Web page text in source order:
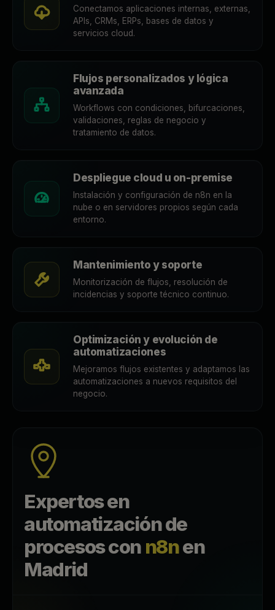
Conectamos aplicaciones internas, externas,
APIs, CRMs, ERPs, bases de datos y
servicios cloud.
Flujos personalizados y lógica
avanzada
Workflows con condiciones, bifurcaciones,
validaciones, reglas de negocio y
tratamiento de datos.
Despliegue cloud u on-premise
Instalación y configuración de n8n en la
nube o en servidores propios según cada
entorno.
Mantenimiento y soporte
Monitorización de flujos, resolución de
incidencias y soporte técnico continuo.
Optimización y evolución de
automatizaciones
Mejoramos flujos existentes y adaptamos las
automatizaciones a nuevos requisitos del
negocio.
Expertos en
automatización de
procesos con n8nen
Madrid